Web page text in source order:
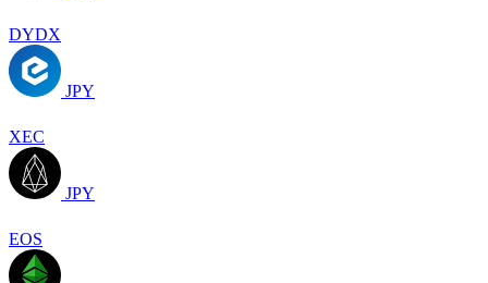
DYDX
JPY
XEC
JPY
EOS